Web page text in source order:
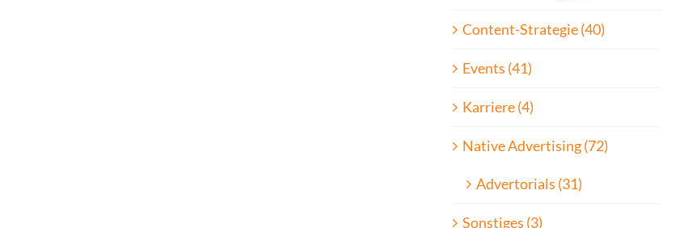
Content-Strategie (40)
Events (41)
Karriere (4)
Native Advertising (72)
Advertorials (31)
Sonstiges (3)